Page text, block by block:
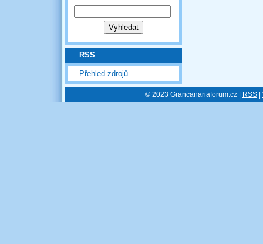
RSS
Přehled zdrojů
© 2023 Grancanariaforum.cz | RSS|